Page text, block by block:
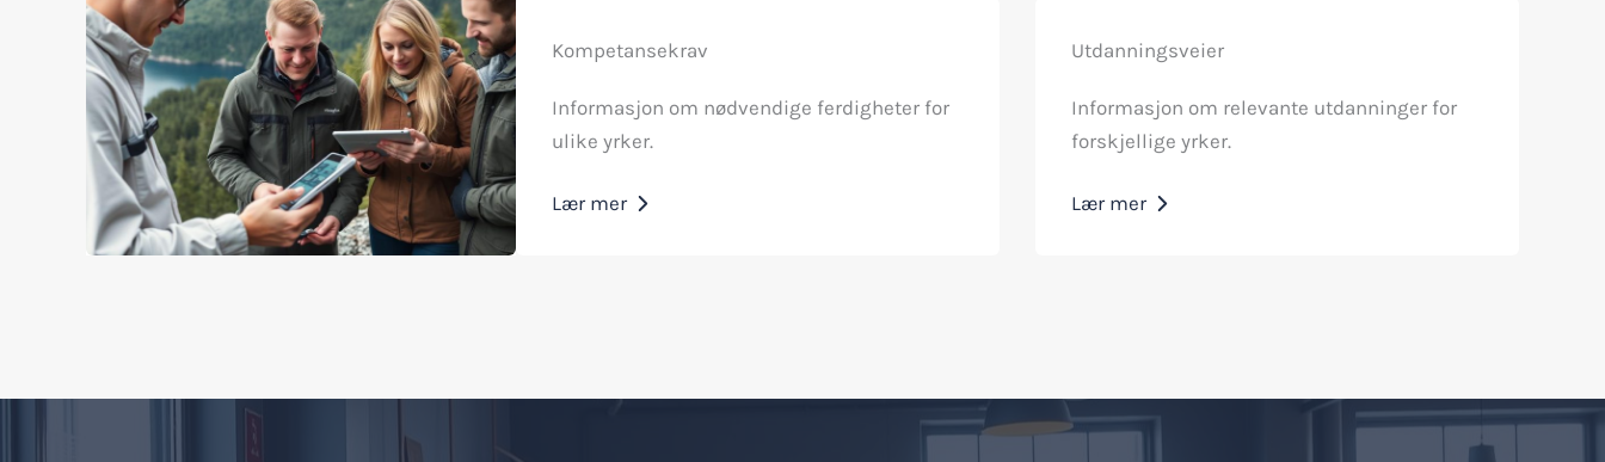
Kompetansekrav
Informasjon om nødvendige ferdigheter for
ulike yrker.
Lær mer
Utdanningsveier
Informasjon om relevante utdanninger for
forskjellige yrker.
Lær mer